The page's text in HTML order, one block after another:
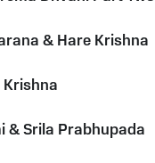
& Hare Krishna
Krishna
& Srila Prabhupada